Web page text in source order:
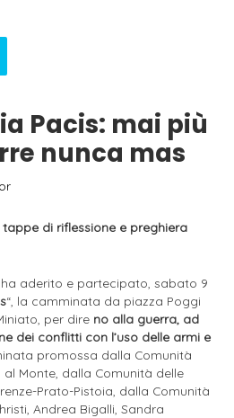
Pacis: mai più
nunca mas
di riflessione e preghiera
ha aderito e partecipato, sabato 9
“, la camminata da piazza Poggi
per dire no alla guerra, ad
dei conflitti con l’uso delle armi e
promossa dalla Comunità
Monte, dalla Comunità delle
Prato-Pistoia, dalla Comunità
Andrea Bigalli, Sandra